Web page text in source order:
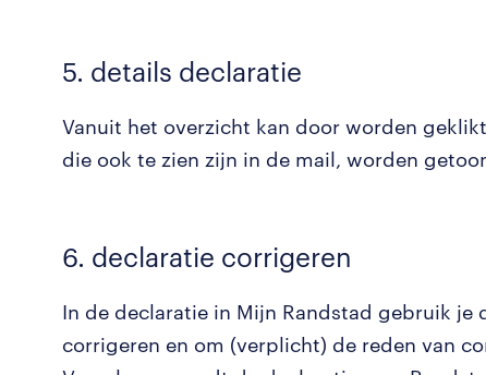
5. details declaratie
Vanuit het overzicht kan door worden
die ook te zien zijn in de mail, worden
6. declaratie corrigeren
In de declaratie in Mijn Randstad gebruik je
corrigeren en om (verplicht) de reden van